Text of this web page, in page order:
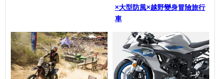
×大型防風×越野變身冒險旅行
車